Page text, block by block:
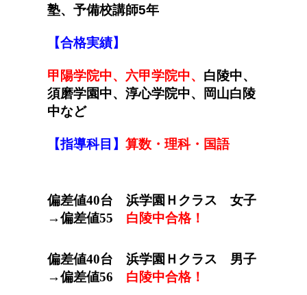
塾、予備校講師5年
【合格実績】
甲陽学院中、六甲学院中、 白陵中、
須磨学園中、淳心学院中、
岡山白陵
中など
【指導科目】 算数・理科・国語
偏差値40台
浜学園Ｈクラス 女子
→偏差値55 白陵中合格！
偏差値40台
浜学園Ｈクラス 男子
→偏差値56 白陵中合格！